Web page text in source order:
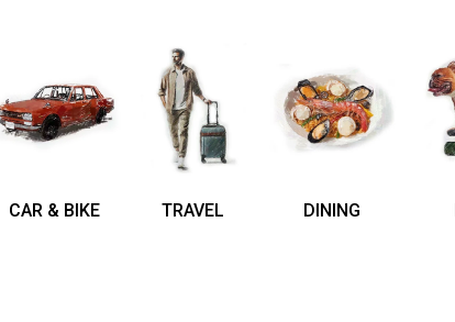
CAR & BIKE TRAVEL DINING